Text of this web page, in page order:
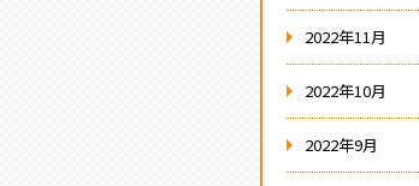
2022年11月
2022年10月
2022年9月